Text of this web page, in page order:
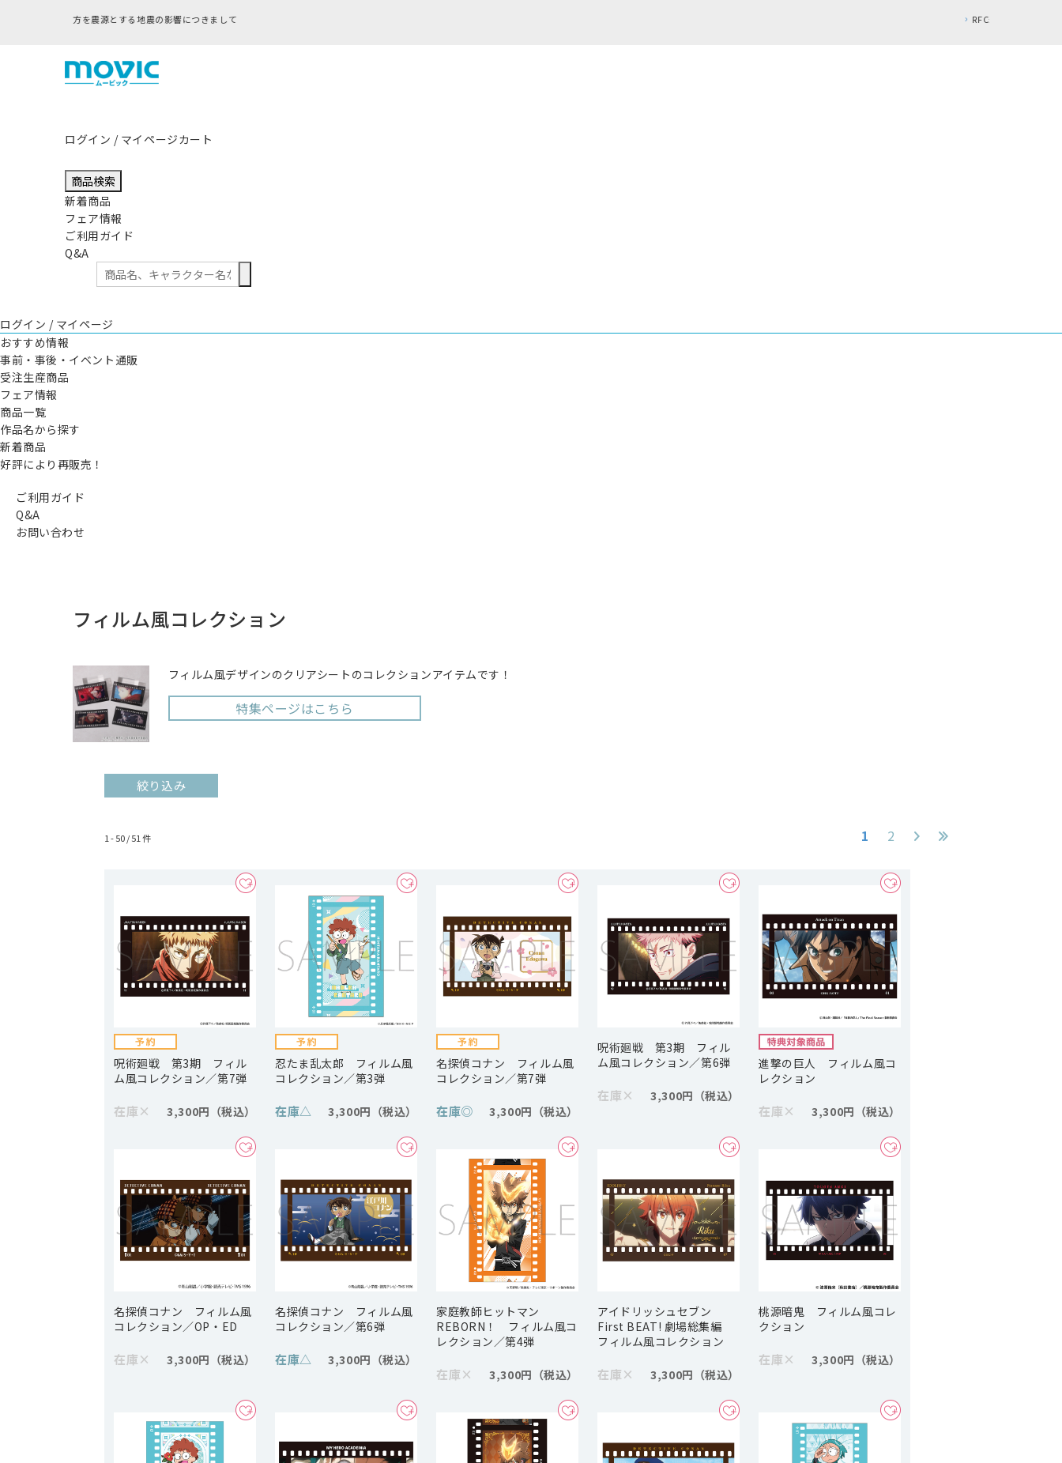
ログイン / マイページカート
商品検索
新着商品
フェア情報
ご利用ガイド
Q&A
ログイン / マイページ
おすすめ情報
事前・事後・イベント通販
受注生産商品
フェア情報
商品一覧
作品名から探す
新着商品
好評により再販売！
ご利用ガイド
Q&A
お問い合わせ
フィルム風コレクション
フィルム風デザインのクリアシートのコレクションアイテムです！
特集ページはこちら
絞り込み
1 - 50 /51 件 1 2
呪術廻戦 第3期 フィル
ム風コレクション／第7弾
在庫× 3,300円
忍たま乱太郎 フィルム風
コレクション／第3弾
在庫△ 3,300円
名探偵コナン フィルム風
コレクション／第7弾
在庫◎ 3,300円
呪術廻戦 第3期 フィル
ム風コレクション／第6弾
在庫× 3,300円
進撃の巨人 フィルム風コ
レクション
在庫× 3,300円
名探偵コナン フィルム風
コレクション／OP・ED
在庫× 3,300円
名探偵コナン フィルム風
コレクション／第6弾
在庫△ 3,300円
家庭教師ヒットマン
REBORN！ フィルム風コ
レクション／第4弾
在庫× 3,300円
アイドリッシュセブン
First BEAT! 劇場総集編
フィルム風コレクション
在庫× 3,300円
桃源暗鬼 フィルム風コレ
クション
在庫× 3,300円